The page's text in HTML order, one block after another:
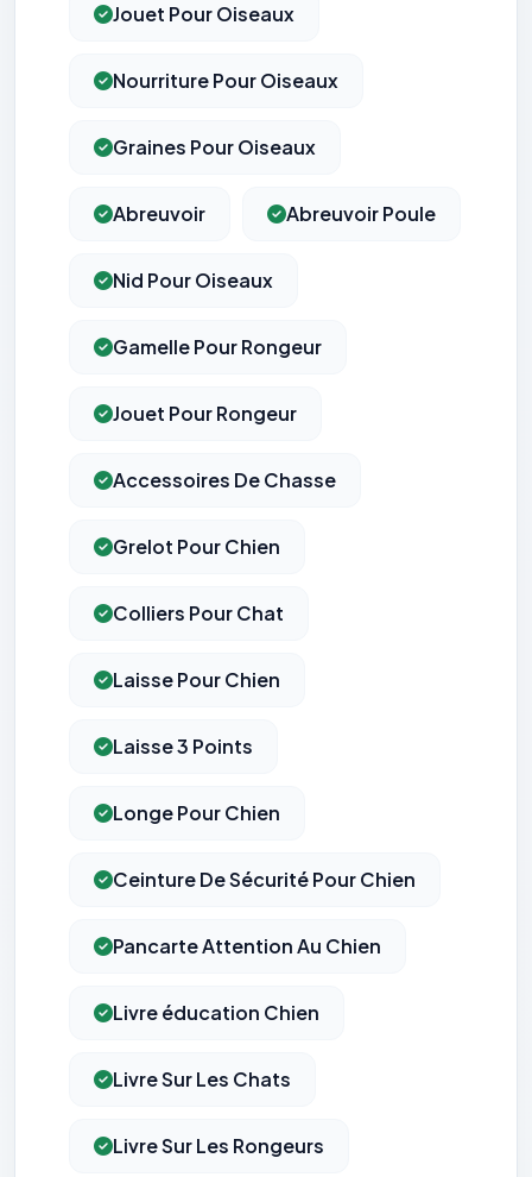
Jouet Pour Oiseaux
Nourriture Pour Oiseaux
Graines Pour Oiseaux
Abreuvoir Abreuvoir Poule
Nid Pour Oiseaux
Gamelle Pour Rongeur
Jouet Pour Rongeur
Accessoires De Chasse
Grelot Pour Chien
Colliers Pour Chat
Laisse Pour Chien
Laisse 3 Points
Longe Pour Chien
Ceinture De Sécurité Pour Chien
Pancarte Attention Au Chien
Livre éducation Chien
Livre Sur Les Chats
Livre Sur Les Rongeurs